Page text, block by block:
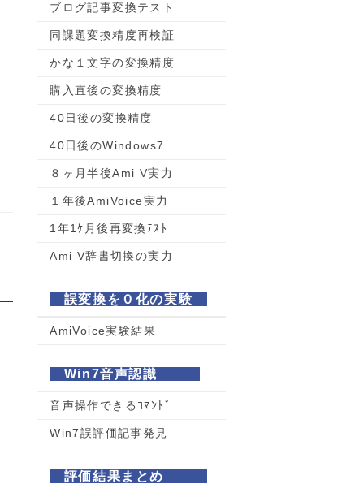
ブログ記事変換テスト
同課題変換精度再検証
かな１文字の変換精度
購入直後の変換精度
40日後の変換精度
40日後のWindows7
８ヶ月半後Ami V実力
１年後AmiVoice実力
1年1ｹ月後再変換ﾃｽﾄ
Ami V辞書切換の実力
誤変換を０化の実験
AmiVoice実験結果
Win7音声認識
音声操作できるｺﾏﾝﾄﾞ
Win7誤評価記事発見
評価結果まとめ